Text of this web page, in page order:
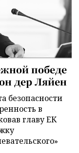
победе
дер Ляйен
безопасности
в
главу ЕК